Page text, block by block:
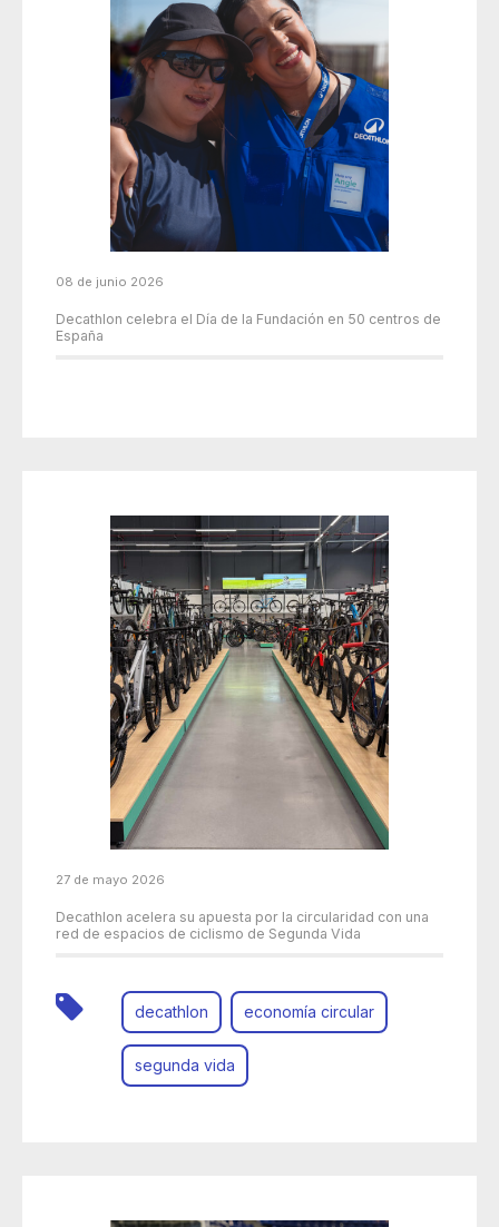
08 de junio 2026
Decathlon celebra el Día de la Fundación en 50 centros de
España
27 de mayo 2026
Decathlon acelera su apuesta por la circularidad con una
red de espacios de ciclismo de Segunda Vida
decathlon economía circular
segunda vida